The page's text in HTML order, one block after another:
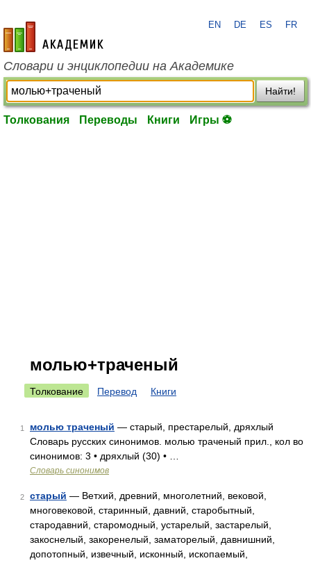
academic.ru
EN DE ES FR
Словари и энциклопедии на Академике
Найти!
Толкования Переводы Книги Игры ⚽
молью+траченый
Толкование Перевод Книги
1 молью траченый — старый, престарелый, дряхлый
Словарь русских синонимов. молью траченый прил., кол во
синонимов: 3 • дряхлый (30) • …
Словарь синонимов
2 старый — Ветхий, древний, многолетний, вековой,
многовековой, старинный, давний, старобытный,
стародавний, старомодный, устарелый, застарелый,
закоснелый, закоренелый, заматорелый, давнишний,
допотопный, извечный, исконный, ископаемый,